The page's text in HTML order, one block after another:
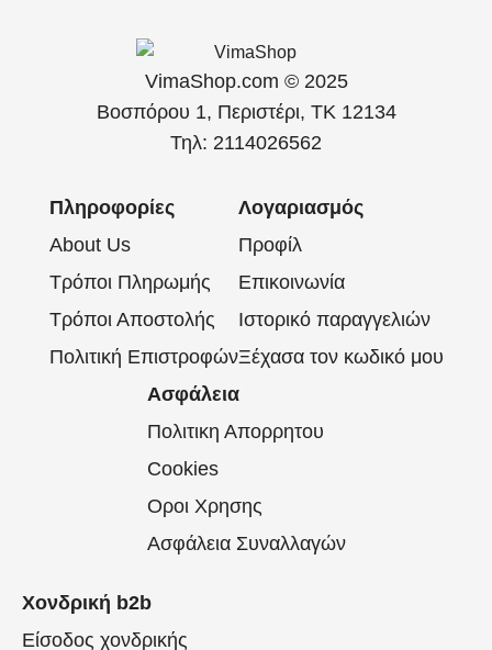
VimaShop.com © 2025
Βοσπόρου 1, Περιστέρι, ΤΚ 12134
Τηλ: 2114026562
Πληροφορίες
About Us
Τρόποι Πληρωμής
Τρόποι Αποστολής
Πολιτική Επιστροφών
Λογαριασμός
Προφίλ
Επικοινωνία
Ιστορικό παραγγελιών
Ξέχασα τον κωδικό μου
Ασφάλεια
Πολιτικη Απορρητου
Cookies
Οροι Χρησης
Ασφάλεια Συναλλαγών
Χονδρική b2b
Είσοδος χονδρικής